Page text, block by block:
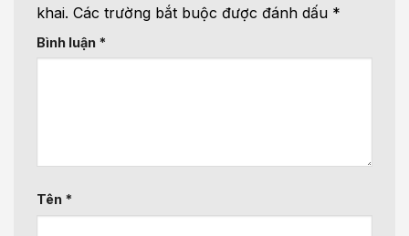
khai. Các trường bắt buộc được đánh dấu *
Bình luận *
Tên *